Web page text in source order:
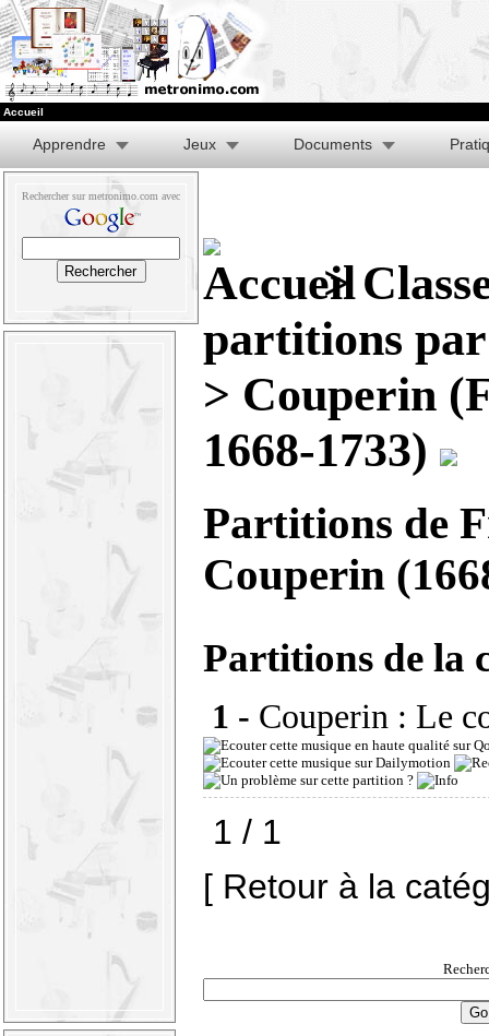
Accueil
Apprendre Jeux Documents
Rechercher sur metronimo.com avec
>
partitions
> Couperin
1668-1733)
Partitions de
Couperin
Partitions de la
1 - Couperin : Le
1 / 1
[ Retour à la